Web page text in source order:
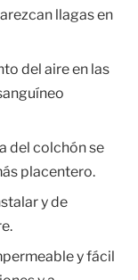
llagas en
del aire en las
del colchón se
placentero.
y de
y fácil